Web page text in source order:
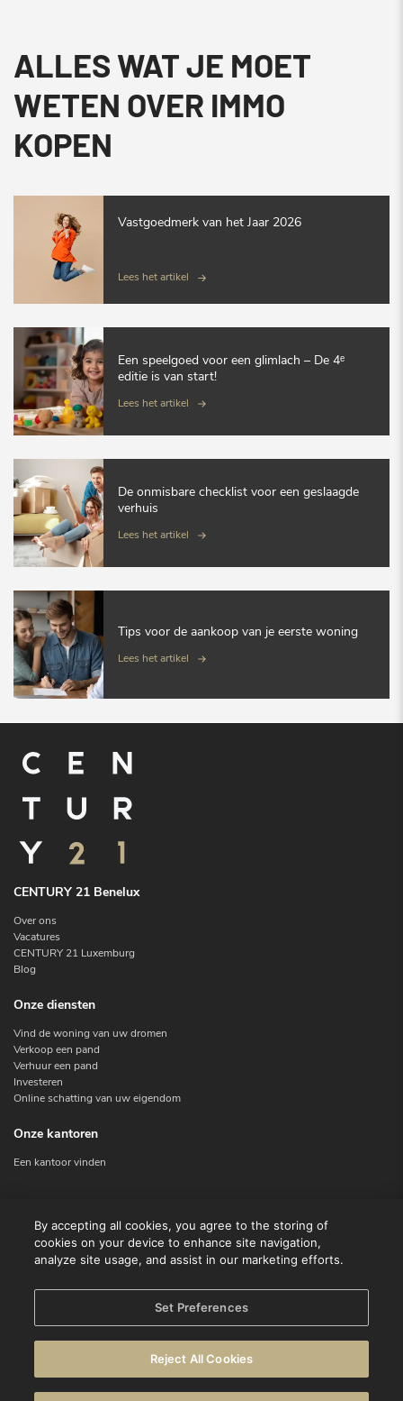
ALLES WAT JE MOET
WETEN OVER IMMO
KOPEN
Vastgoedmerk van het Jaar 2026
Lees het artikel
Een speelgoed voor een glimlach – De 4ᵉ
editie is van start!
Lees het artikel
De onmisbare checklist voor een geslaagde
verhuis
Lees het artikel
Tips voor de aankoop van je eerste woning
Lees het artikel
CENTURY 21 Benelux
Over ons
Vacatures
CENTURY 21 Luxemburg
Blog
Onze diensten
Vind de woning van uw dromen
Verkoop een pand
Verhuur een pand
Investeren
Online schatting van uw eigendom
Onze kantoren
Een kantoor vinden
Contact
Facebook
By accepting all cookies, you agree to the storing of
cookies on your device to enhance site navigation,
analyze site usage, and assist in our marketing efforts.
Set Preferences
Reject All Cookies